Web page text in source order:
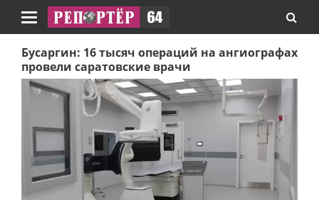
Навигация
Бусаргин: 16 тысяч операций на ангиографах
провели саратовские врачи